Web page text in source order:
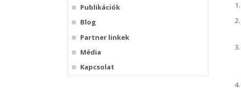
Publikációk
Blog
Partner linkek
Média
Kapcsolat